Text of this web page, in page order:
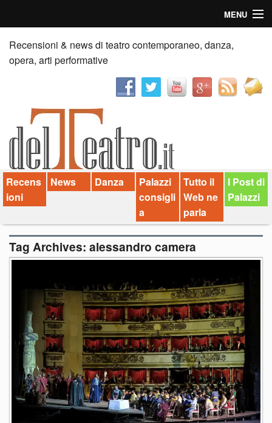
MENU
Home
Recensioni
News
Palazzi consiglia
Video
Chi siamo
Contatti
Recensioni & news di teatro contemporaneo, danza,
opera, arti performative
Recens
ioni
News Danza
Palazzi
consigli
a
Tutto il
Web ne
parla
I Post di
Palazzi
Tag Archives: alessandro camera